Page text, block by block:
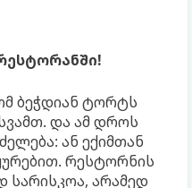
ბეჭდიან ტორტს
და ამ დროს
ან ექიმთან
რესტორნის
სარისკოა, არამედ